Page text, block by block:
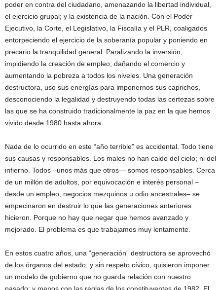
poder en contra del ciudadano, amenazando la libertad individual,
el ejercicio grupal; y la existencia de la nación. Con el Poder
Ejecutivo, la Corte, el Legislativo, la Fiscalía y el PLR, coaligados
entorpeciendo el ejercicio de la soberanía popular y poniendo en
precario la tranquilidad general. Paralizando la inversión,
impidiendo la creación de empleo, dañando el comercio y
aumentando la pobreza a todos los niveles. Una generación
destructora, uso sus energías para imponernos sus caprichos,
desconociendo la legalidad y destruyendo todas las certezas sobre
las que se ha construido tradicionalmente la paz en la que hemos
vivido desde 1980 hasta ahora.
Nada de lo ocurrido en este “año terrible” es accidental. Todo tiene
sus causas y responsables. Los males no han caido del cielo; ni del
infierno. Todos –unos más que otros— somos responsables. Cerca
de un millón de adultos, por equivocación e interés personal –
desde un empleo, negocios mezquinos u odio ancestrales– se
empecinaron en destruir lo que las generaciones anteriores
hicieron. Porque no hay que negar que hemos avanzado y
mejorado. El problema es que trabajamos muy lentamente.
En estos cuatro años, una “generación” destructora se aprovechó
de los órganos del estado; y sin respeto cívico, quisieron imponer
un modelo de gobierno que no guarda relación con nuestro